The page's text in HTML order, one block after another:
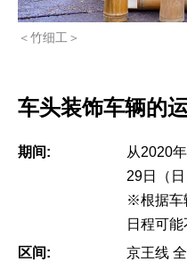
＜竹细工＞
车头装饰车辆的
期间:
从2020
29日（日
※根据车
日程可能
区间:
京王线